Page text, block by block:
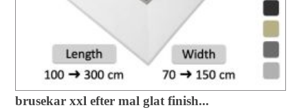
brusekar xxl efter mal glat finish...